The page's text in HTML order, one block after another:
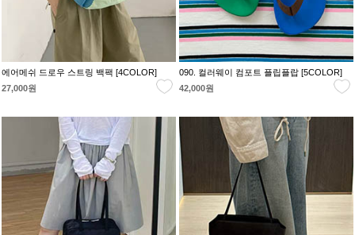
에어메쉬 드로우 스트링 백팩 [4COLOR]
27,000원
090. 컬러웨이 컴포트 플립플랍 [5COLOR]
42,000원